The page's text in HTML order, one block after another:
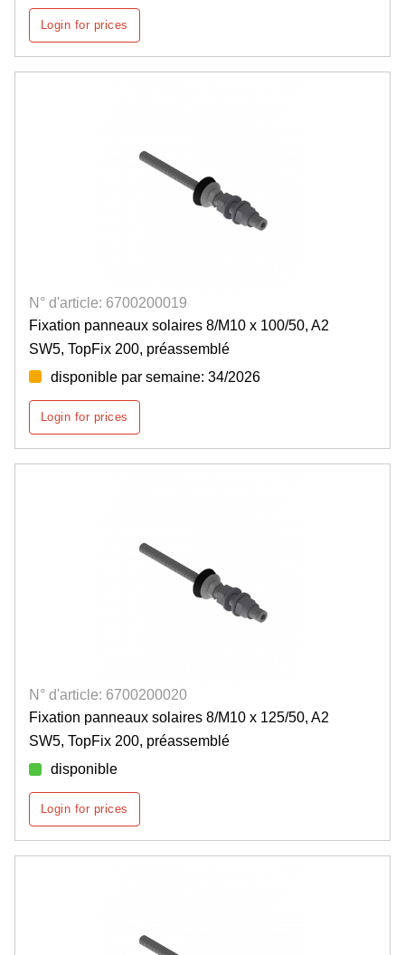
Login for prices
N° d'article: 6700200019
Fixation panneaux solaires 8/M10 x 100/50, A2
SW5, TopFix 200, préassemblé
disponible par semaine: 34/2026
Login for prices
N° d'article: 6700200020
Fixation panneaux solaires 8/M10 x 125/50, A2
SW5, TopFix 200, préassemblé
disponible
Login for prices